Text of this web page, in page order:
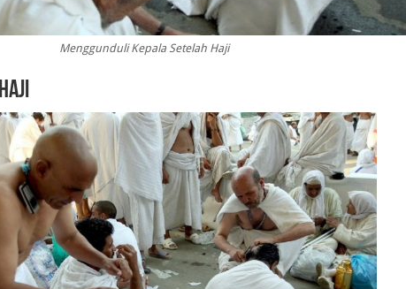
Menggunduli Kepala Setelah Haji